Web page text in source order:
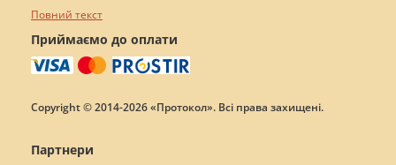
Повний текст
Приймаємо до оплати
Copyright © 2014-2026 «Протокол». Всі права захищені.
Партнери